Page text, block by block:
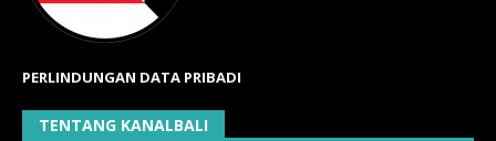
PERLINDUNGAN DATA PRIBADI
TENTANG KANALBALI